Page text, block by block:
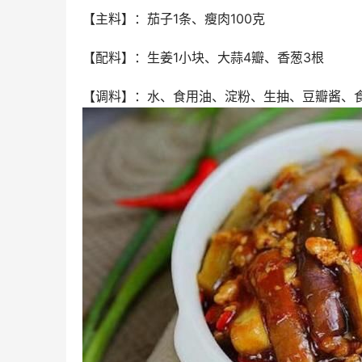
【主料】：茄子1条、瘦肉100克
【配料】：生姜1小块、大蒜4瓣、香葱3根
【调料】：水、食用油、淀粉、生抽、豆瓣酱、